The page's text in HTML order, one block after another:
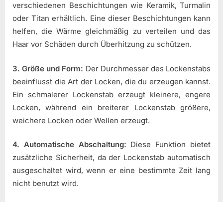
verschiedenen Beschichtungen wie Keramik, Turmalin
oder Titan erhältlich. Eine dieser Beschichtungen kann
helfen, die Wärme gleichmäßig zu verteilen und das
Haar vor Schäden durch Überhitzung zu schützen.
3. Größe und Form: Der Durchmesser des Lockenstabs
beeinflusst die Art der Locken, die du erzeugen kannst.
Ein schmalerer Lockenstab erzeugt kleinere, engere
Locken, während ein breiterer Lockenstab größere,
weichere Locken oder Wellen erzeugt.
4. Automatische Abschaltung: Diese Funktion bietet
zusätzliche Sicherheit, da der Lockenstab automatisch
ausgeschaltet wird, wenn er eine bestimmte Zeit lang
nicht benutzt wird.